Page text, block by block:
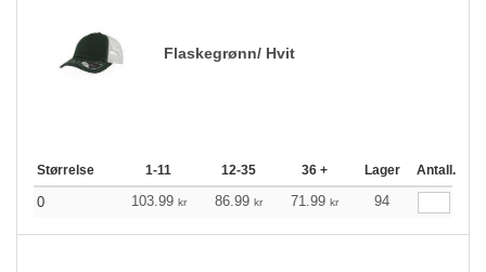
Flaskegrønn/ Hvit
Størrelse 1-11 12-35 36 + Lager Antall.
0 103.99 kr 86.99 kr 71.99 kr 94